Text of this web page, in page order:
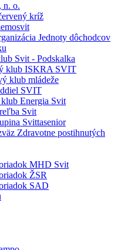
n. o.
kríž
Jednoty dôchodcov
Svit - Podskalka
klub ISKRA SVIT
klub mládeže
SVIT
Energia Svit
Svit
Svittasenior
Zdravotne postihnutých
MHD Svit
ŽSR
SAD